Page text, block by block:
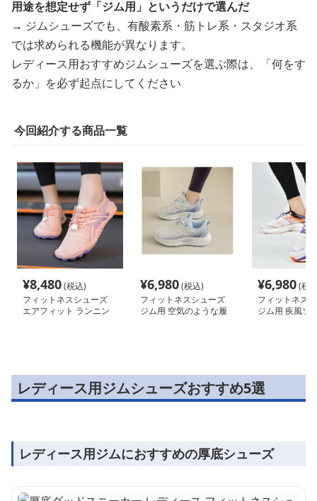
用途を想定せず「ジム用」というだけで選んだ
→ ジムシューズでも、有酸素系・筋トレ系・スタジオ系
では求められる機能が異なります。
レディース用おすすめジムシューズを選ぶ際は、「何をす
るか」を必ず起点にしてください
今回紹介する商品一覧
¥8,480(税込)
フィットネスシューズ
エアフィット ランニン
¥6,980(税込)
フィットネスシューズ
ジム用 空気のような履
¥6,980(税
フィットネス
ジム用 疾風ソ
レディース用ジムシューズおすすめ5選
レディース用ジムにおすすめの厚底シューズ